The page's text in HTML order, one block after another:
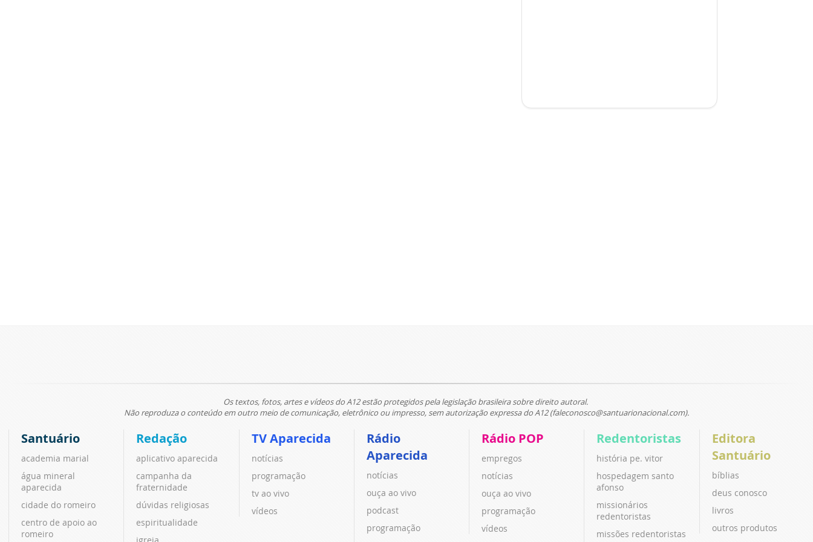
Os textos, fotos, artes e vídeos do A12 estão protegidos pela legislação brasileira sobre direito autoral.
Não reproduza o conteúdo em outro meio de comunicação, eletrônico ou impresso, sem autorização expressa do A12 (faleconosco@santuarionacional.com).
Santuário
academia marial
água mineral
aparecida
cidade do romeiro
centro de apoio ao
romeiro
Redação
aplicativo aparecida
campanha da
fraternidade
dúvidas religiosas
espiritualidade
igreja
TV Aparecida
notícias
programação
tv ao vivo
vídeos
Rádio
Aparecida
notícias
ouça ao vivo
podcast
programação
Rádio POP
empregos
notícias
ouça ao vivo
programação
vídeos
Redentoristas
história pe. vitor
hospedagem santo
afonso
missionários
redentoristas
missões redentoristas
Editora
Santuário
bíblias
deus conosco
livros
outros produtos